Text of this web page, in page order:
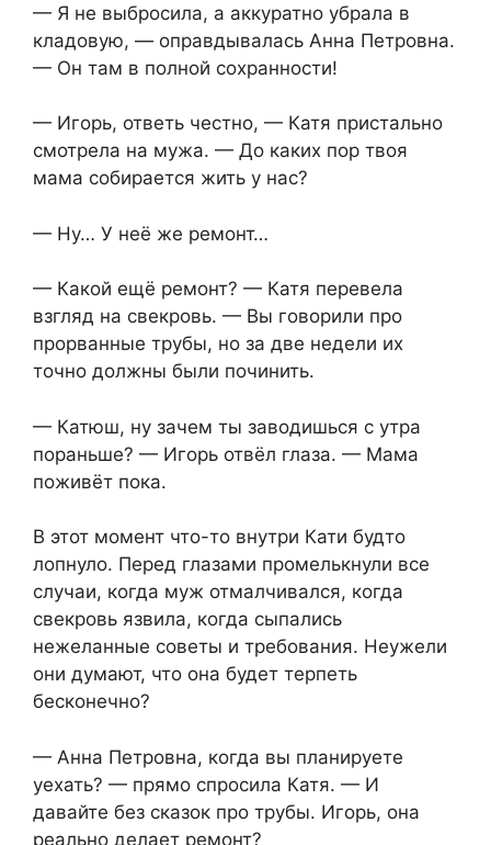
— Я не выбросила, а аккуратно убрала в
кладовую, — оправдывалась Анна Петровна.
— Он там в полной сохранности!
— Игорь, ответь честно, — Катя пристально
смотрела на мужа. — До каких пор твоя
мама собирается жить у нас?
— Ну… У неё же ремонт…
— Какой ещё ремонт? — Катя перевела
взгляд на свекровь. — Вы говорили про
прорванные трубы, но за две недели их
точно должны были починить.
— Катюш, ну зачем ты заводишься с утра
пораньше? — Игорь отвёл глаза. — Мама
поживёт пока.
В этот момент что-то внутри Кати будто
лопнуло. Перед глазами промелькнули все
случаи, когда муж отмалчивался, когда
свекровь язвила, когда сыпались
нежеланные советы и требования. Неужели
они думают, что она будет терпеть
бесконечно?
— Анна Петровна, когда вы планируете
уехать? — прямо спросила Катя. — И
давайте без сказок про трубы. Игорь, она
реально делает ремонт?